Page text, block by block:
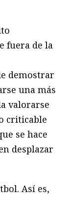
fuera de la
demostrar
una más
valorarse
criticable
se hace
desplazar
Así es,